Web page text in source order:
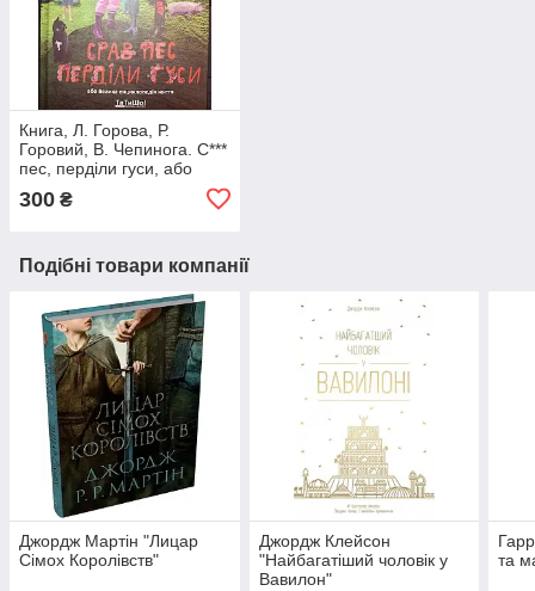
Книга, Л. Горова, Р.
Горовий, В. Чепинога. С***
пес, перділи гуси, або
життя
300 ₴
Подібні товари компанії
Джордж Мартін "Лицар
Сімох Королівств"
Джордж Клейсон
"Найбагатіший чоловік у
Вавилон"
та